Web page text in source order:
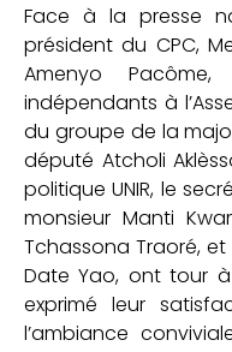
Face à la presse
président du CPC,
Amenyo
indépendants à
du groupe de la
député Atcholi
politique UNIR, le
monsieur Manti
Tchassona Traoré,
Date Yao, ont tour
exprimé leur
l’ambiance